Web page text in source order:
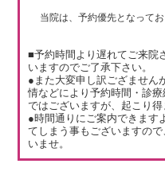
当院は、予約優先となってお
■予約時間より遅れてご来院
いますのでご了承下さい。
●また大変申し訳ござません
情などにより予約時間・診
ではございますが、起こり得
●時間通りにご案内できます
てしまう事もございますの
いませ。